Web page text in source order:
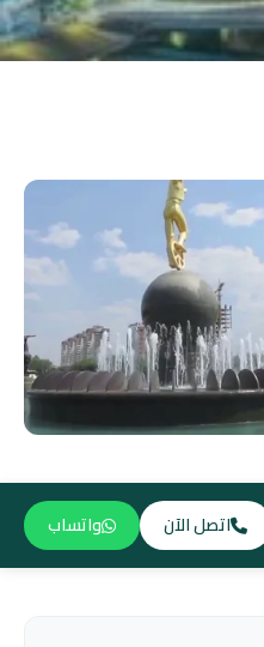
اتصل الآن واتساب